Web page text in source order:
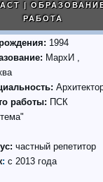
|
РАБОТА
1994
МархИ ,
работы: ПСК
частный репетитор
: с 2013 года